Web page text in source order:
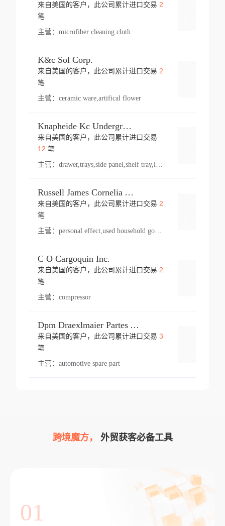
来自美国的客户，此公司累计进口交易 2
笔
主营： microfiber cleaning cloth
K&c Sol Corp.
来自美国的客户，此公司累计进口交易 2
笔
主营： ceramic ware,artifical flower
Knapheide Kc Underground
来自美国的客户，此公司累计进口交易
12 笔
主营：
Russell James Cornelia Arlington Va
来自美国的客户，此公司累计进口交易 2
笔
主营： personal effect,used household goods
C O Cargoquin Inc.
来自美国的客户，此公司累计进口交易 2
笔
主营： compressor
Dpm Draexlmaier Partes Automotrices Corr Ind Huejotzingo
来自美国的客户，此公司累计进口交易 3
笔
主营： automotive spare part
跨境魔方， 外贸获客必备工具
01